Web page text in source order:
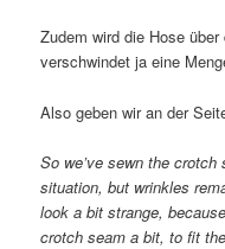
Zudem wird die Hose
verschwindet ja eine
Also geben wir an der
So we’ve sewn the
situation, but wrinkles
look a bit strange,
crotch seam a bit, to fit